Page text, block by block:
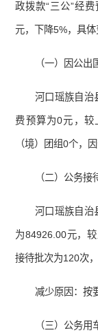
政拨款“三公”经
元，下降5%，具体
（一）因公出
河口瑶族自治
费预算为0元，较
（境）团组0个，
（二）公务接
河口瑶族自治
为84926.00元，
接待批次为120次
减少原因：按
（三）公务